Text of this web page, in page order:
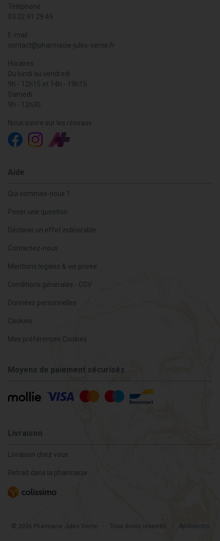
Téléphone
03 22 91 29 49
E-mail
contact@pharmacie-jules-verne.fr
Horaires
Du lundi au vendredi
9h - 12h15 et 14h - 19h15
Samedi
9h - 12h30
Nous suivre sur les réseaux
Aide
Qui sommes-nous ?
Poser une question
Déclarer un effet indésirable
Contactez-nous
Mentions légales & vie privée
Conditions générales - CGV
Données personnelles
Cookies
Mes préférences Cookies
Moyens de paiement sécurisés
Livraison
Livraison chez vous
Retrait dans la pharmacie
© 2026 Pharmacie Jules Verne - Tous droits réservés - Apotekisto